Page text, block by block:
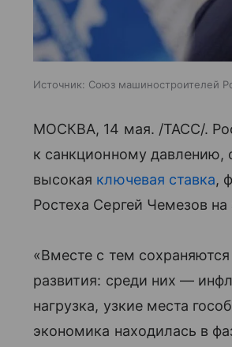
Источник: Союз машиностроителей
МОСКВА, 14 мая. /ТАСС/.
к санкционному давлению,
высокая ключевая ставка,
Ростеха Сергей Чемезов
«Вместе с тем
развития: среди них —
нагрузка, узкие места
экономика находилась в